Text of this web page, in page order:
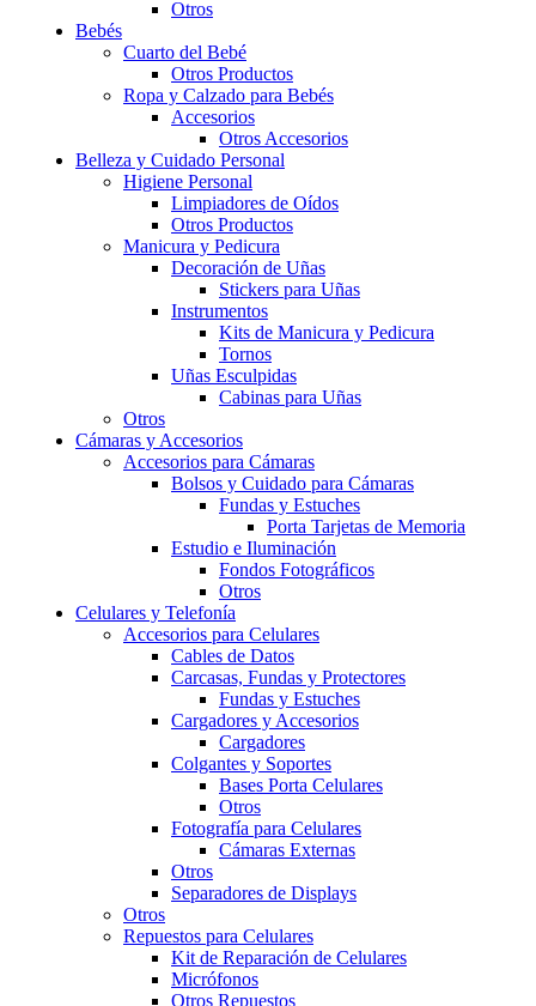
Otros
Bebés
Cuarto del Bebé
Otros Productos
Ropa y Calzado para Bebés
Accesorios
Otros Accesorios
Belleza y Cuidado Personal
Higiene Personal
Limpiadores de Oídos
Otros Productos
Manicura y Pedicura
Decoración de Uñas
Stickers para Uñas
Instrumentos
Kits de Manicura y Pedicura
Tornos
Uñas Esculpidas
Cabinas para Uñas
Otros
Cámaras y Accesorios
Accesorios para Cámaras
Bolsos y Cuidado para Cámaras
Fundas y Estuches
Porta Tarjetas de Memoria
Estudio e Iluminación
Fondos Fotográficos
Otros
Celulares y Telefonía
Accesorios para Celulares
Cables de Datos
Carcasas, Fundas y Protectores
Fundas y Estuches
Cargadores y Accesorios
Cargadores
Colgantes y Soportes
Bases Porta Celulares
Otros
Fotografía para Celulares
Cámaras Externas
Otros
Separadores de Displays
Otros
Repuestos para Celulares
Kit de Reparación de Celulares
Micrófonos
Otros Repuestos